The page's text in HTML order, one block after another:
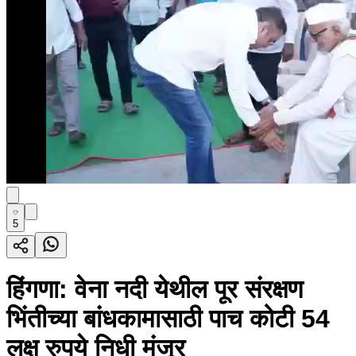
5
हिंगणा: वेना नदी येथील पूर संरक्षण
भिंतीच्या बांधकामासाठी पाच कोटी 54
लक्ष रुपये निधी मंजूर